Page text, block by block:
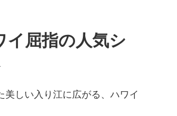
イ屈指の人気シ
しい入り江に広がる、ハワイ